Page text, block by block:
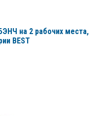
на 2 рабочих места,
BEST